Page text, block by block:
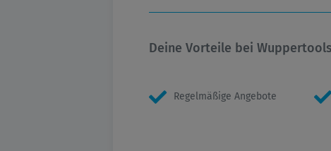
Deine Vorteile bei Wuppertools
Regelmäßige Angebote